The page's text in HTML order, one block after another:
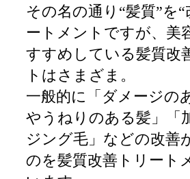
その名の通り“髪質”を“
ートメントですが、美
すすめしている髪質改
トはさまざま。
一般的に「ダメージの
やうねりのある髪」「
ジング毛」などの改善
のを髪質改善トリート